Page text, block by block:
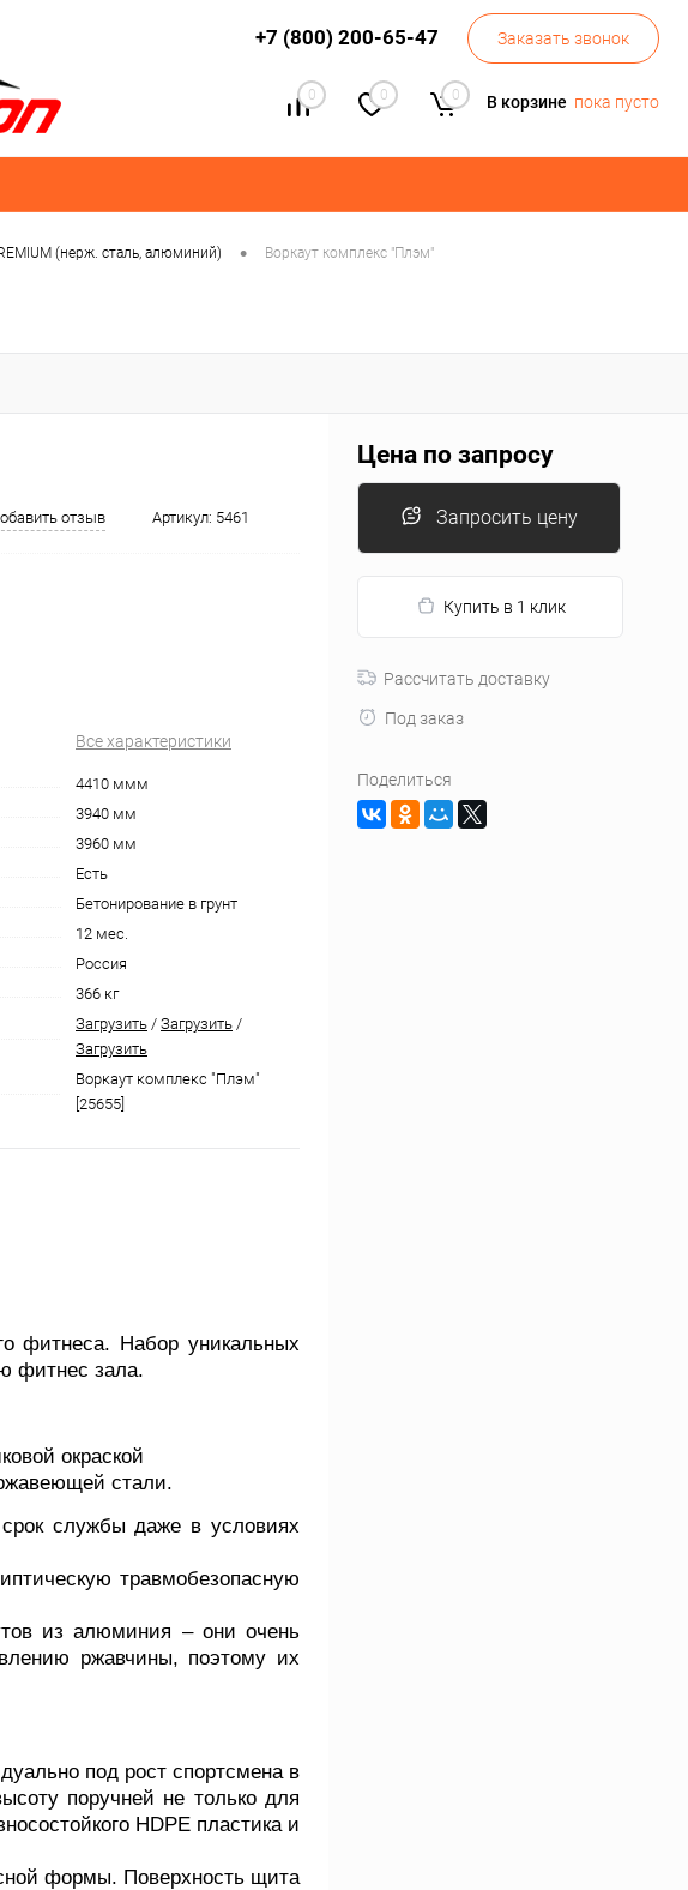
+7 (800) 200-65-47 Заказать звонок
0 0 0 В корзине пока пусто
(нерж. сталь, алюминий) • Воркаут комплекс "Плэм"
отзыв Артикул: 5461
Все характеристики
4410 ммм
3940 мм
3960 мм
Есть
Бетонирование в грунт
12 мес.
Россия
366 кг
Загрузить / Загрузить /
Загрузить
Воркаут комплекс "Плэм"
[25655]
фитнеса. Набор уникальных
фитнес зала.
окраской
стали.
службы даже в условиях
травмобезопасную
из алюминия – они очень
ржавчины, поэтому их
под рост спортсмена в
поручней не только для
HDPE пластика и
формы. Поверхность щита
Цена по запросу
Запросить цену
Купить в 1 клик
Рассчитать доставку
Под заказ
Поделиться